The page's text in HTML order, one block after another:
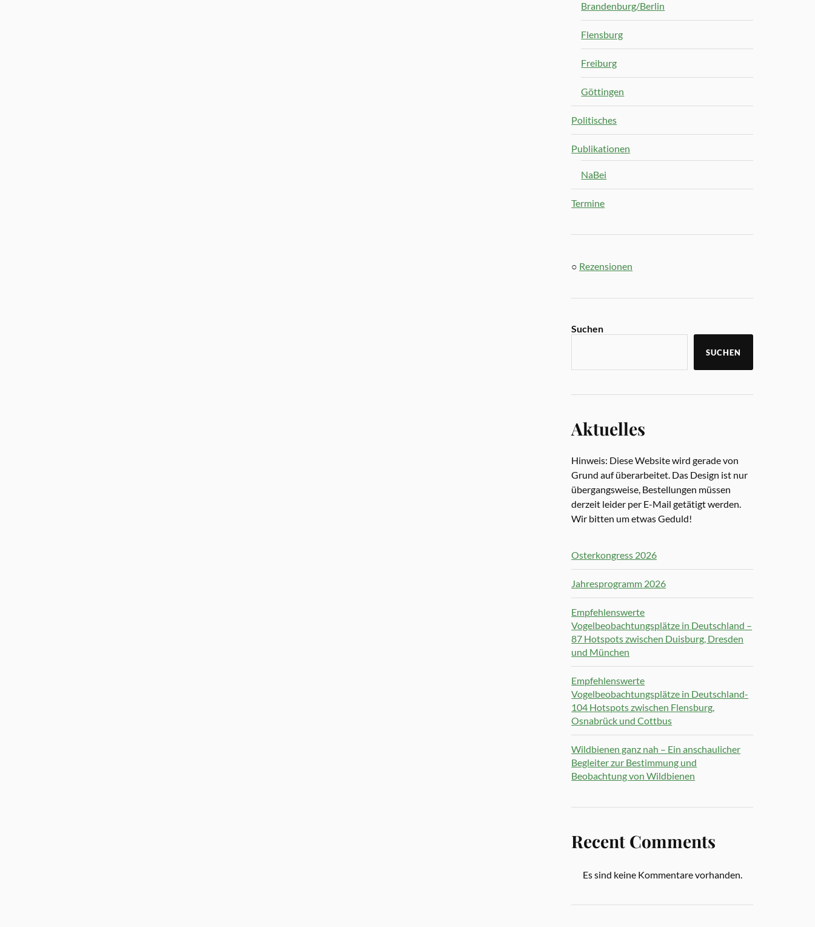
Brandenburg/Berlin
Flensburg
Freiburg
Göttingen
Politisches
Publikationen
NaBei
Termine
○ Rezensionen
Suchen
SUCHEN
Aktuelles
Hinweis: Diese Website wird gerade von
Grund auf überarbeitet. Das Design ist nur
übergangsweise, Bestellungen müssen
derzeit leider per E-Mail getätigt werden.
Wir bitten um etwas Geduld!
Osterkongress 2026
Jahresprogramm 2026
Empfehlenswerte
Vogelbeobachtungsplätze in Deutschland –
87 Hotspots zwischen Duisburg, Dresden
und München
Empfehlenswerte
Vogelbeobachtungsplätze in Deutschland-
104 Hotspots zwischen Flensburg,
Osnabrück und Cottbus
Wildbienen ganz nah – Ein anschaulicher
Begleiter zur Bestimmung und
Beobachtung von Wildbienen
Recent Comments
Es sind keine Kommentare vorhanden.